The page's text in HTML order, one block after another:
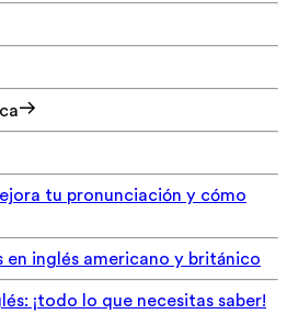
tu pronunciación y cómo
en inglés americano y británico
¡todo lo que necesitas saber!